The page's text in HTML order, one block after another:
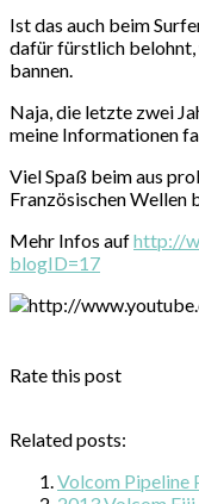
Ist das auch beim
dafür fürstlich belohnt,
bannen.
Naja, die letzte zwei
meine Informationen
Viel Spaß beim aus
Französischen Wellen
Mehr Infos aufhttp://
blogID=17
Rate this post
Related posts:
Volcom Pipeline